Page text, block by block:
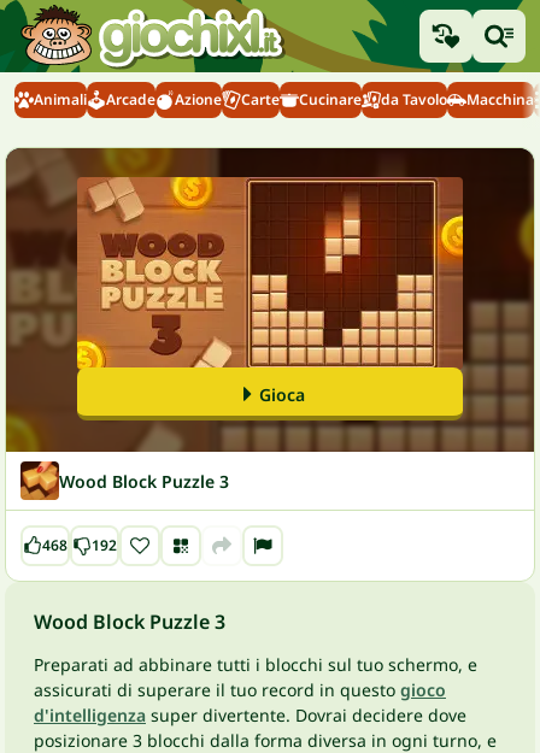
Animali Arcade Azione Carte Cucinare da Tavolo Macchina
Gioca
Wood Block Puzzle 3
468 192
Wood Block Puzzle 3
Preparati ad abbinare tutti i blocchi sul tuo schermo, e
assicurati di superare il tuo record in questo gioco
d'intelligenza super divertente. Dovrai decidere dove
posizionare 3 blocchi dalla forma diversa in ogni turno, e